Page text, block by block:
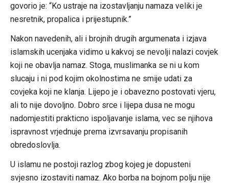
govorio je: “Ko ustraje na izostavljanju namaza veliki je
nesretnik, propalica i prijestupnik.”
Nakon navedenih, ali i brojnih drugih argumenata i izjava
islamskih ucenjaka vidimo u kakvoj se nevolji nalazi covjek
koji ne obavlja namaz. Stoga, muslimanka se ni u kom
slucaju i ni pod kojim okolnostima ne smije udati za
covjeka koji ne klanja. Lijepo je i obavezno postovati vjeru,
ali to nije dovoljno. Dobro srce i lijepa dusa ne mogu
nadomjestiti prakticno ispoljavanje islama, vec se njihova
ispravnost vrjednuje prema izvrsavanju propisanih
obredoslovlja.
U islamu ne postoji razlog zbog kojeg je dopusteni
svjesno izostaviti namaz. Ako borba na bojnom polju nije